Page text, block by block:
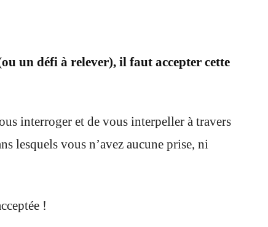
un défi à relever), il faut accepter cette
interroger et de vous interpeller à travers
lesquels vous n’avez aucune prise, ni
!